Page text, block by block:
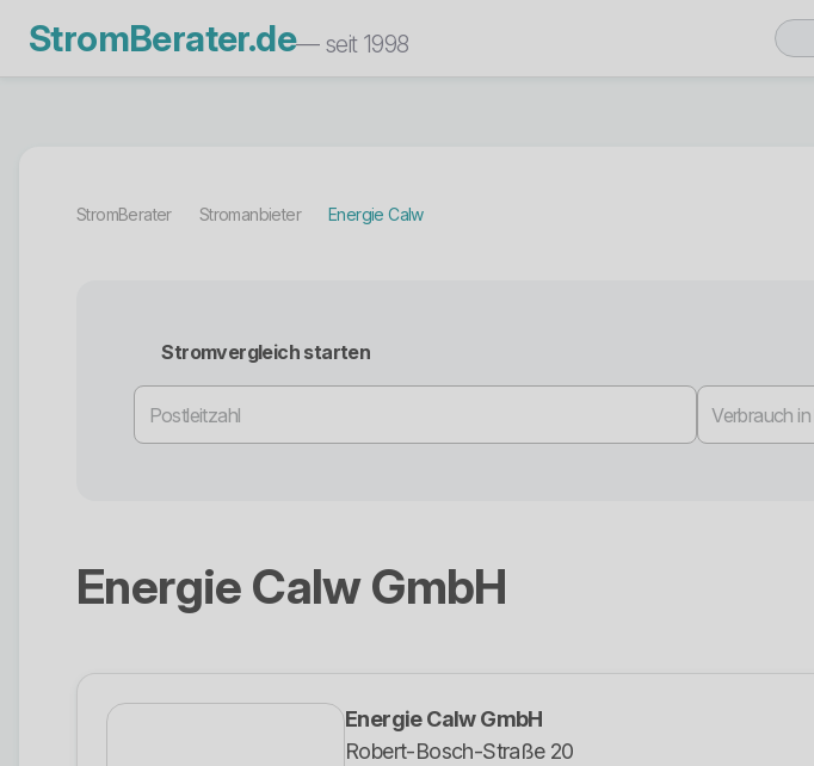
StromBerater.de— seit 1998
StromBerater Stromanbieter Energie Calw
Stromvergleich starten
Energie Calw GmbH
Energie Calw GmbH
Robert-Bosch-Straße 20